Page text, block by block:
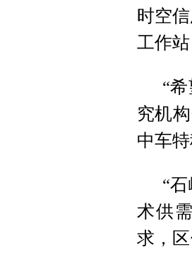
时空
工作
“
究机
中车
“
术供
求，